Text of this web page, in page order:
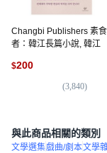
Changbi Publishers 素食
者：韓江長篇小說, 韓江
$200
(3,840)
與此商品相關的類別
文學選集戲曲/劇本文學